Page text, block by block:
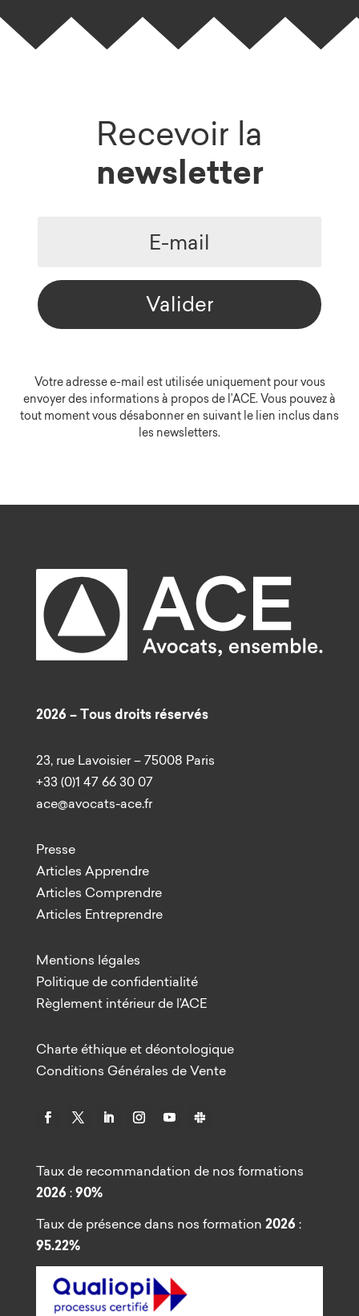
Recevoir la
newsletter
Valider
Votre adresse e-mail est utilisée uniquement pour vous
envoyer des informations à propos de l’ACE. Vous pouvez à
tout moment vous désabonner en suivant le lien inclus dans
les newsletters.
2026 – Tous droits réservés
23, rue Lavoisier – 75008 Paris
+33 (0)1 47 66 30 07
ace@avocats-ace.fr
Presse
Articles Apprendre
Articles Comprendre
Articles Entreprendre
Mentions légales
Politique de confidentialité
Règlement intérieur de l’ACE
Charte éthique et déontologique
Conditions Générales de Vente
Taux de recommandation de nos formations
2026 :90%
Taux de présence dans nos formation 2026 :
95.22%